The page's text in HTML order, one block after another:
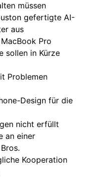
müssen
gefertigte AI-
aus
Pro
sollen in Kürze
Problemen
Design für die
nicht erfüllt
an einer
Kooperation